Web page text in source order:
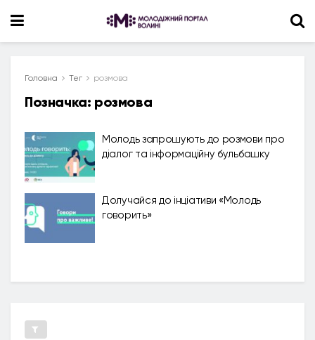
Головна Тег розмова
Позначка: розмова
Молодь запрошують до розмови про
діалог та інформаційну бульбашку
Долучайся до інціативи «Молодь
говорить»